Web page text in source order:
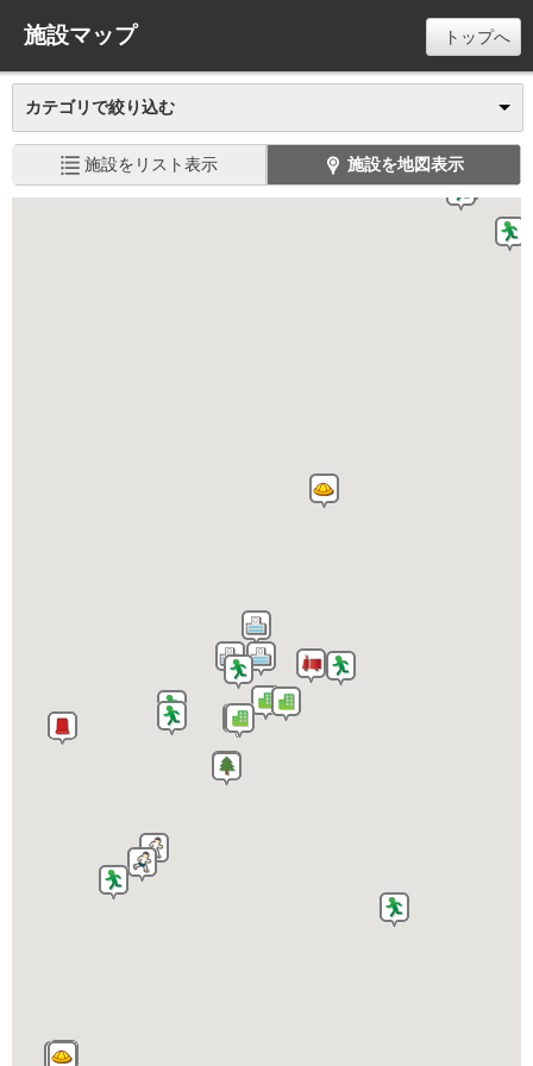
施設マップ トップへ
カテゴリで絞り込む
施設をリスト表示 施設を地図表示